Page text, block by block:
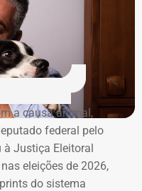
a causa animal,
federal pelo
à Justiça Eleitoral
eleições de 2026,
do sistema